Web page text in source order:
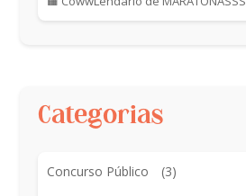
Categorias
Concurso Público (3)